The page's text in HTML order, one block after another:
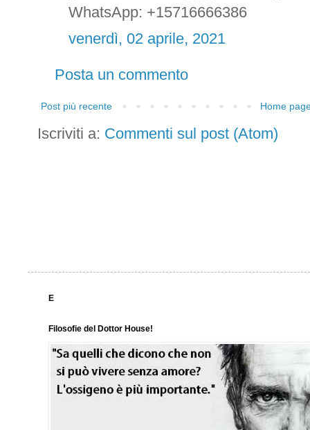
WhatsApp: +15716666386
venerdì, 02 aprile, 2021
Posta un commento
Post più recente Home
Iscriviti a: Commenti sul post (Atom)
E
Filosofie del Dottor House!